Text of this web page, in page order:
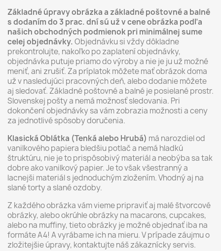
Základné úpravy obrázka a základné poštovné a balné
s dodaním do 3 prac. dní sú už v cene obrázka podľa
našich obchodných podmienok pri minimálnej sume
celej objednávky.Objednávku si vždy dôkladne
prekontrolujte, nakoľko po zaplatení objednávky,
objednávka putuje priamo do výroby a nie je ju už možné
meniť, ani zrušiť. Za príplatok môžete mať obrázok doma
už v nasledujúci pracovných deň, alebo dodanie môžete
aj sledovať. Základné poštovné a balné je posielané prostr.
Slovenskej pošty a nemá možnosť sledovania. Pri
dokončení objednávky sa vám zobrazia možnosti a ceny
za jednotlivé spôsoby doručenia.
Klasická Oblátka (Tenká alebo Hrubá) má narozdiel od
vanilkového papiera bledšiu potlač a nemá hladkú
štruktúru, nie je to prispôsobivý materiál a neobýba sa tak
dobre ako vanilkový papier. Je to však všestranný a
lacnejši materiál s jednoduchým zložením. Vhodný aj na
slané torty a slané ozdoby.
Z každého obrázka vám vieme pripraviť aj malé štvorcové
obrázky, alebo okrúhle obrázky na macarons, cupcakes,
alebo na muffiny, tieto obrázky je možné objednať iba na
formáte A4! A vyrábame ich na mieru. V prípade záujmu o
zložitejšie úpravy, kontaktujte náš zákaznícky servis.